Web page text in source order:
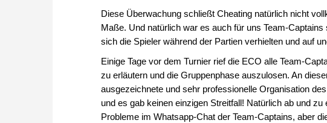
Diese Überwachung schließt Cheating natürlich nicht
Maße. Und natürlich war es auch für uns Team-
sich die Spieler während der Partien verhielten und auf
Einige Tage vor dem Turnier rief die ECO alle Team-
zu erläutern und die Gruppenphase auszulosen. An
ausgezeichnete und sehr professionelle Organisation
und es gab keinen einzigen Streitfall! Natürlich ab und
Probleme im Whatsapp-Chat der Team-Captains, aber